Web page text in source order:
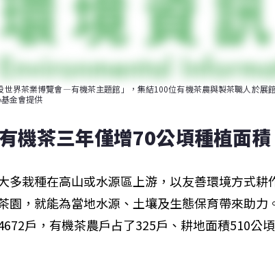
世界茶業博覽會—有機茶主題館」，集結100位有機茶農與製茶職人於展
金會提供
機茶三年僅增70公頃種植面積
多栽種在高山或水源區上游，以友善環境方式
園，就能為當地水源、土壤及生態保育帶來助
戶，有機茶農戶占了325戶、耕地面積510公頃